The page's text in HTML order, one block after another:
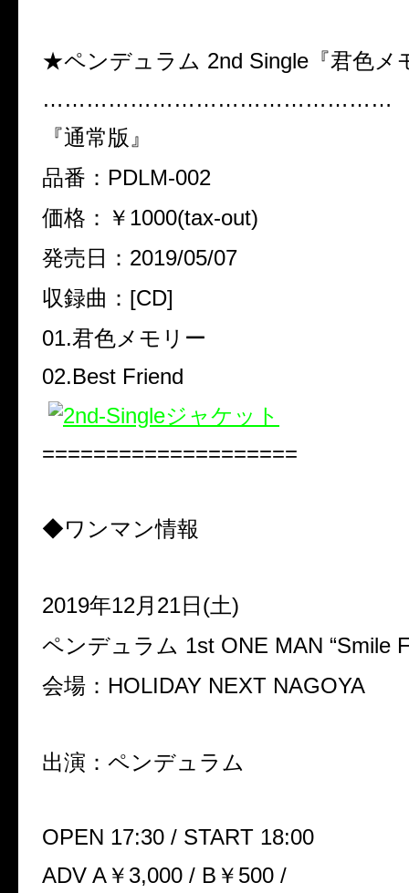
★ペンデュラム 2nd Single『君色メ
…………………………………………
『通常版』
品番：PDLM-002
価格：￥1000(tax-out)
発売日：2019/05/07
収録曲：[CD]
01.君色メモリー
02.Best Friend
====================
◆ワンマン情報
2019年12月21日(土)
ペンデュラム 1st ONE MAN “Smile
会場：HOLIDAY NEXT NAGOYA
出演：ペンデュラム
OPEN 17:30 / START 18:00
ADV A￥3,000 / B￥500 /